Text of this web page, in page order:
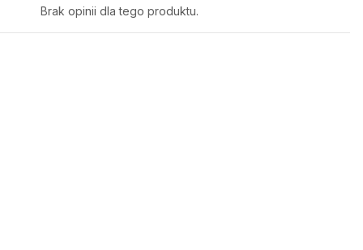
Brak opinii dla tego produktu.